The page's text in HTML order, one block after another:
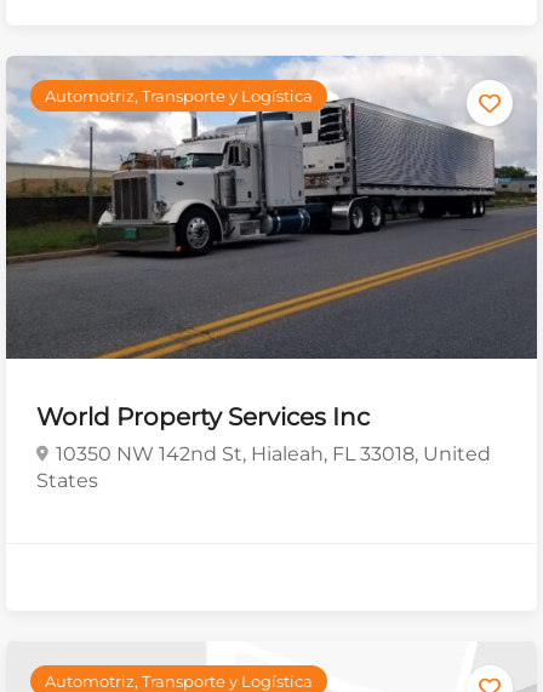
Automotriz, Transporte y Logística
World Property Services Inc
10350 NW 142nd St, Hialeah, FL 33018, United
States
Automotriz, Transporte y Logística